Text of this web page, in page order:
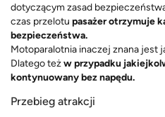
dotyczącym zasad
czas przelotu pasażer otrzymuje
bezpieczeństwa.
Motoparalotnia inaczej znana jest
Dlatego teżw przypadku
kontynuowany bez napędu.
Przebieg atrakcji